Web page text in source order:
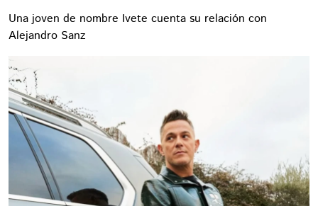
Una joven de nombre Ivete cuenta su relación con
Alejandro Sanz